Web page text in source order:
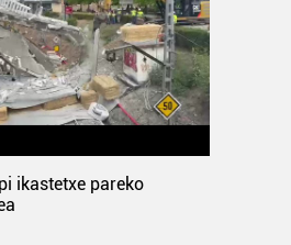
ikastetxe pareko